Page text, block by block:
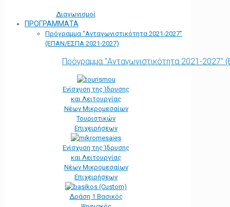
Διαγωνισμοί
ΠΡΟΓΡΑΜΜΑΤΑ
Πρόγραμμα “Ανταγωνιστικότητα 2021-2027”
(ΕΠΑΝ/ΕΣΠΑ 2021-2027)
Πρόγραμμα "Ανταγωνιστικότητα 2021-
Ενίσχυση της Ίδρυσης
και Λειτουργίας
Νέων Μικρομεσαίων
Τουριστικών
Επιχειρήσεων
Ενίσχυση της Ίδρυσης
και Λειτουργίας
Νέων Μικρομεσαίων
Επιχειρήσεων
Δράση 1 Βασικός